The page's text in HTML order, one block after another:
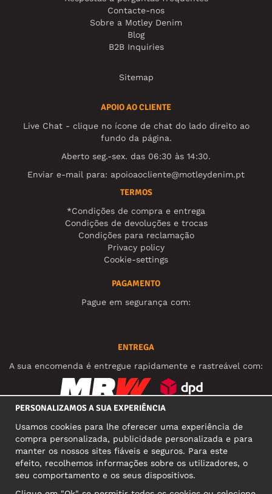
Contacte-nos
Sobre a Motley Denim
Blog
B2B Inquiries
Sitemap
APOIO AO CLIENTE
Live Chat - clique no ícone de chat do lado direito ao
fundo da página.
Aberto seg.-sex. das 06:30 às 14:30.
Enviar e-mail para: apoioaocliente@motleydenim.pt
TERMOS
*Condições de compra e entrega
Condições de devoluções e trocas
Condições para reclamação
Privacy policy
Cookie-settings
PAGAMENTO
Pague em segurança com:
ENTREGA
A sua encomenda é entregue rapidamente e rastreável com:
MORADA COMERCIAL
PERSONALIZAMOS A SUA EXPERIÊNCIA
Usamos cookies para lhe oferecer uma experiência de
compra personalizada, publicidade personalizada e para
manter os nossos sites fiáveis e seguros. Para este
efeito, recolhemos informações sobre os utilizadores, o
seu comportamento e os seus dispositivos.